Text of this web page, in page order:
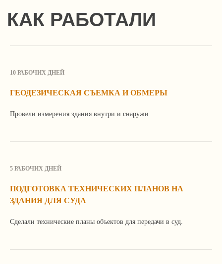
Продолжая просмотр сайта, вы соглашаетесь
средств и инструментов интернет-статистики
и настройки.
Закрыть Подробнее
10 РАБОЧИХ ДНЕЙ
ГЕОДЕЗИЧЕСКАЯ СЪЕМКА И ОБМЕРЫ
Провели измерения здания внутри и снаружи
5 РАБОЧИХ ДНЕЙ
ПОДГОТОВКА ТЕХНИЧЕСКИХ ПЛАНОВ НА
ЗДАНИЯ ДЛЯ СУДА
Сделали технические планы объектов для передачи в суд.